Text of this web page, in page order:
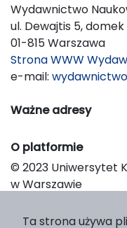
Wydawnictwo
ul. Dewajtis 5,
01-815 Warszawa
Strona WWW
e-mail:
Ważne adresy
O platformie
© 2023 Uniwersytet
w Warszawie
Platform &
Ta strona używa